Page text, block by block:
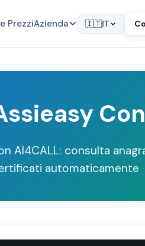
PrezziAzienda 🇮🇹IT
AI4CALL: consulta
automaticamente